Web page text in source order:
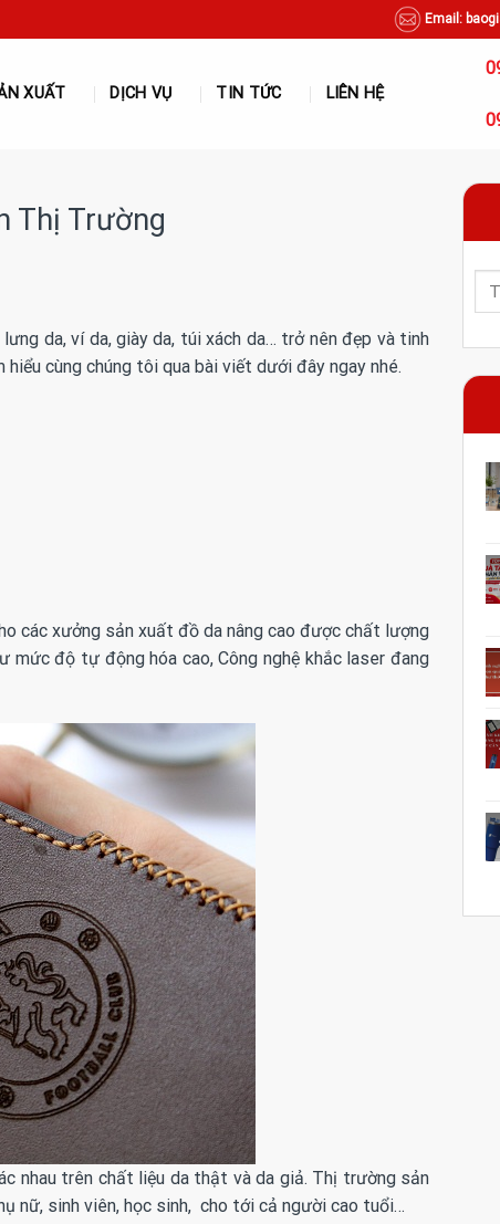
Email:
XUẤT DỊCH VỤ TIN TỨC LIÊN HỆ
Thị Trường
da, ví da, giày da, túi xách da… trở nên đẹp và tinh
cùng chúng tôi qua bài viết dưới đây ngay nhé.
các xưởng sản xuất đồ da nâng cao được chất lượng
mức độ tự động hóa cao, Công nghệ khắc laser đang
nhau trên chất liệu da thật và da giả. Thị trường sản
nữ, sinh viên, học sinh, cho tới cả người cao tuổi…